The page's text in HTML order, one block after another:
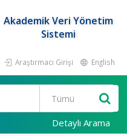
Akademik Veri Yönetim
Sistemi
Araştırmacı Girişi English
Detaylı Arama